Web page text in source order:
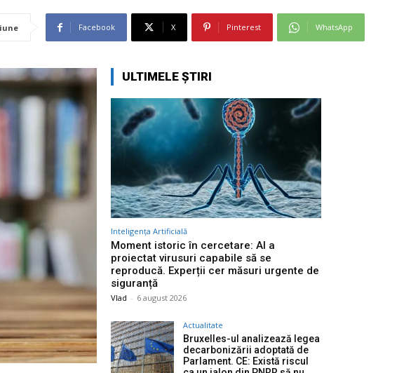
Facebook X Pinterest WhatsApp
ULTIMELE ȘTIRI
Inteligența Artificială
Moment istoric în cercetare: AI a
proiectat virusuri capabile să se
reproducă. Experții cer măsuri urgente de
siguranță
Vlad - 6 august 2026
Actualitate
Bruxelles-ul analizează legea
decarbonizării adoptată de
Parlament. CE: Există riscul